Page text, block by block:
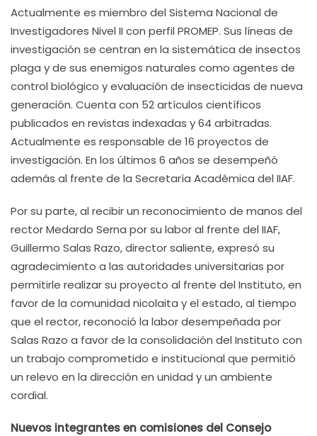
Actualmente es miembro del Sistema Nacional de
Investigadores Nivel II con perfil PROMEP. Sus líneas de
investigación se centran en la sistemática de insectos
plaga y de sus enemigos naturales como agentes de
control biológico y evaluación de insecticidas de nueva
generación. Cuenta con 52 artículos científicos
publicados en revistas indexadas y 64 arbitradas.
Actualmente es responsable de 16 proyectos de
investigación. En los últimos 6 años se desempeñó
además al frente de la Secretaría Académica del IIAF.
Por su parte, al recibir un reconocimiento de manos del
rector Medardo Serna por su labor al frente del IIAF,
Guillermo Salas Razo, director saliente, expresó su
agradecimiento a las autoridades universitarias por
permitirle realizar su proyecto al frente del Instituto, en
favor de la comunidad nicolaita y el estado, al tiempo
que el rector, reconoció la labor desempeñada por
Salas Razo a favor de la consolidación del Instituto con
un trabajo comprometido e institucional que permitió
un relevo en la dirección en unidad y un ambiente
cordial.
Nuevos integrantes en comisiones del Consejo